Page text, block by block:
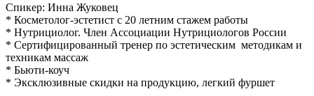
Спикер: Инна Жуковец
* Косметолог-эстетист с 20 летним стажем работы
* Нутрициолог. Член Ассоциации Нутрициологов России
* Сертифицированный тренер по эстетическим методикам и
техникам массаж
* Бьюти-коуч
* Эксклюзивные скидки на продукцию, легкий фуршет